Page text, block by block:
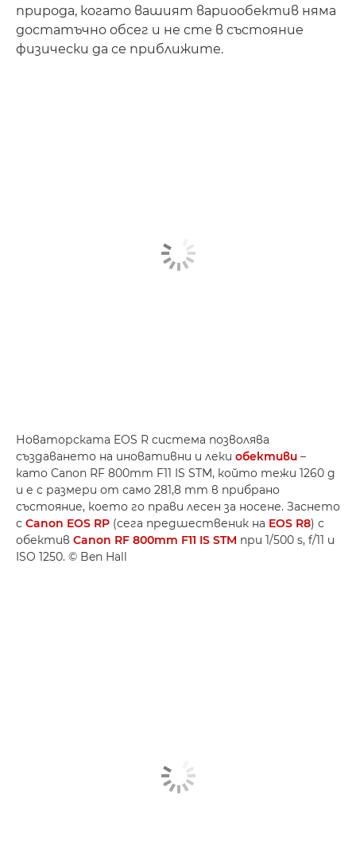
природа, когато вашият вариообектив няма
достатъчно обсег и не сте в състояние
физически да се приближите.
Новаторската EOS R система позволява
създаването на иновативни и леки обективи –
като Canon RF 800mm F11 IS STM, който тежи 1260 g
и е с размери от само 281,8 mm в прибрано
състояние, което го прави лесен за носене. Заснето
с Canon EOS RP (сега предшественик на EOS R8) с
обектив Canon RF 800mm F11 IS STM при 1/500 s, f/11 и
ISO 1250. © Ben Hall